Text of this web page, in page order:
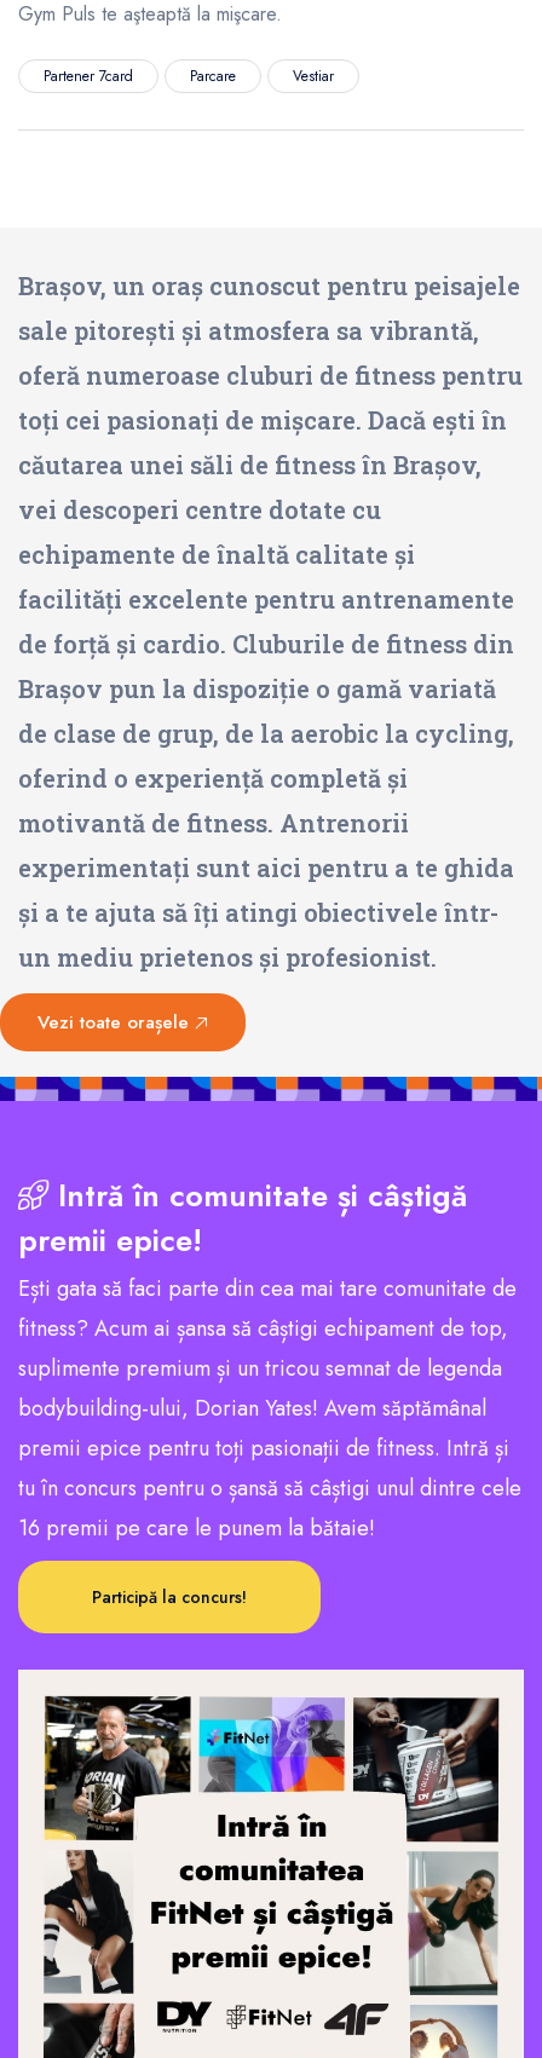
Gym Puls te aşteaptă la mişcare.
Partener 7card Parcare Vestiar
Brașov, un oraș cunoscut pentru peisajele
sale pitorești și atmosfera sa vibrantă,
oferă numeroase cluburi de fitness pentru
toți cei pasionați de mișcare. Dacă ești în
căutarea unei săli de fitness în Brașov,
vei descoperi centre dotate cu
echipamente de înaltă calitate și
facilități excelente pentru antrenamente
de forță și cardio. Cluburile de fitness din
Brașov pun la dispoziție o gamă variată
de clase de grup, de la aerobic la cycling,
oferind o experiență completă și
motivantă de fitness. Antrenorii
experimentați sunt aici pentru a te ghida
și a te ajuta să îți atingi obiectivele într-
un mediu prietenos și profesionist.
Vezi toate orașele
Intră în comunitate și câștigă
premii epice!
Ești gata să faci parte din cea mai tare comunitate de
fitness? Acum ai șansa să câștigi echipament de top,
suplimente premium și un tricou semnat de legenda
bodybuilding-ului, Dorian Yates! Avem săptămânal
premii epice pentru toți pasionații de fitness. Intră și
tu în concurs pentru o șansă să câștigi unul dintre cele
16 premii pe care le punem la bătaie!
Participă la concurs!